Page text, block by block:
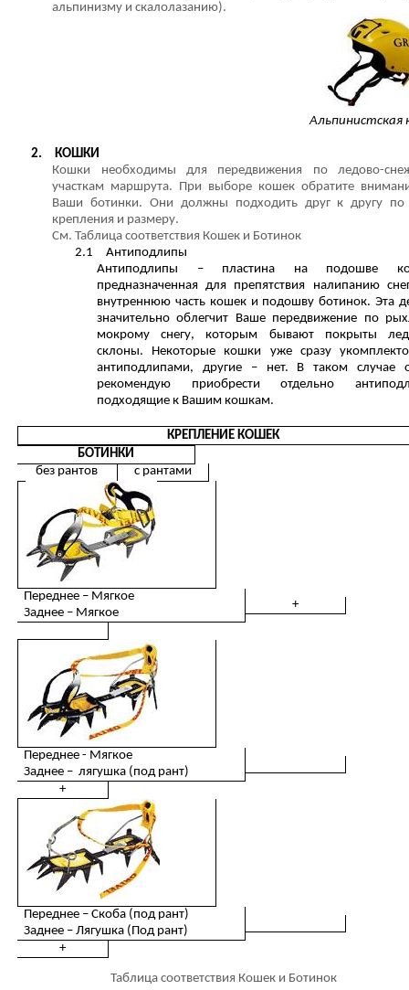
альпинизму и скалолазанию).
Альпинистская
2.
КОШКИ
Кошки необходимы для передвижения по ледово-
участкам маршрута. При выборе кошек обратите
Ваши ботинки. Они должны подходить друг к другу по
крепления и размеру.
См. Таблица соответствия Кошек и Ботинок
2.1
Антиподлипы
Антиподлипы – пластина на подошве
предназначенная для препятствия налипанию
внутреннюю часть кошек и подошву ботинок. Эта
значительно облегчит Ваше передвижение по
мокрому снегу, которым бывают покрыты
склоны. Некоторые кошки уже сразу
антиподлипами, другие – нет. В таком случае
рекомендую приобрести отдельно
подходящие к Вашим кошкам.
КРЕПЛЕНИЕ КОШЕК
БОТИНКИ
без рантов
с рантами
Переднее – Мягкое
Заднее – Мягкое
+
Переднее - Мягкое
Заднее – лягушка (под рант)
+
Переднее – Скоба (под рант)
Заднее – Лягушка (Под рант)
+
Таблица соответствия Кошек и Ботинок